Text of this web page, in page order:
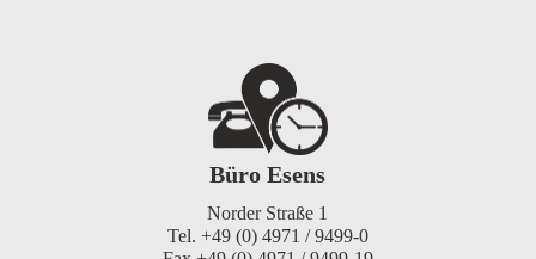
Büro Esens
Norder Straße 1
Tel. +49 (0) 4971 / 9499-0